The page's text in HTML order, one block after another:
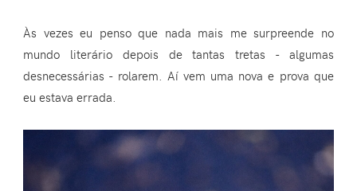
Às vezes eu penso que nada mais me surpreende no
mundo literário depois de tantas tretas - algumas
desnecessárias - rolarem. Aí vem uma nova e prova que
eu estava errada.